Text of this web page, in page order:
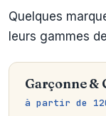
Quelques
leurs gammes
Garçonne &
à partir de